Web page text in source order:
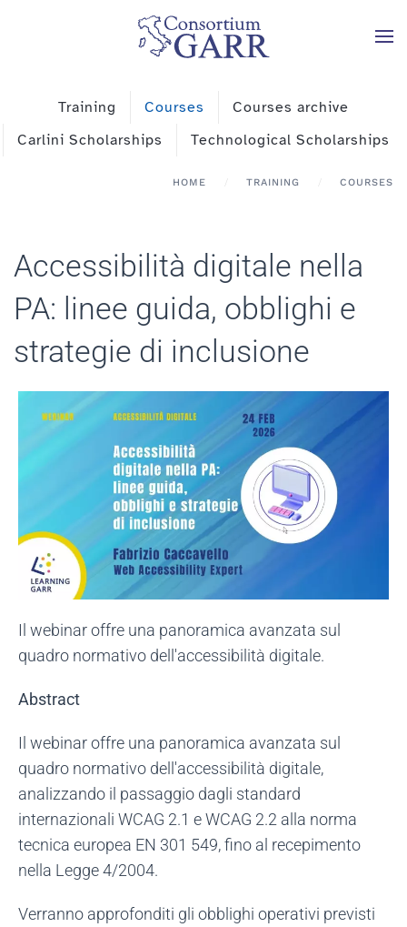
Skip to main content
Training Courses
Courses archive
Carlini Scholarships
Technological Scholarships
HOME TRAINING COURSES
Accessibilità digitale nella
PA: linee guida, obblighi e
strategie di inclusione
Il webinar offre una panoramica avanzata sul
quadro normativo dell'accessibilità digitale.
Abstract
Il webinar offre una panoramica avanzata sul
quadro normativo dell'accessibilità digitale,
analizzando il passaggio dagli standard
internazionali WCAG 2.1 e WCAG 2.2 alla norma
tecnica europea EN 301 549, fino al recepimento
nella Legge 4/2004.
Verranno approfonditi gli obblighi operativi previsti